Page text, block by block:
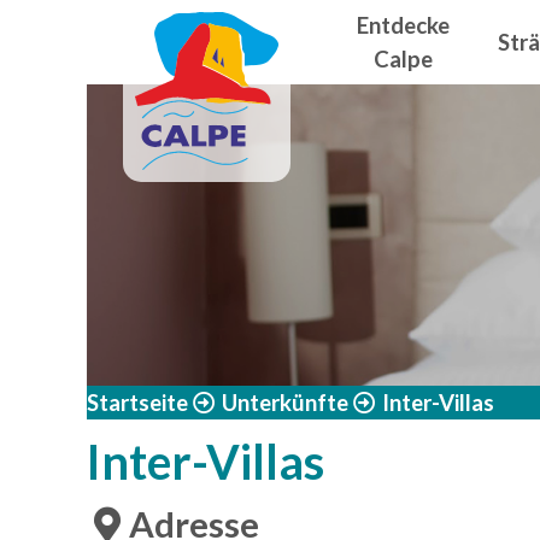
Direkt zum Inhalt
Entdecke
Calpe
Startseite Unterkünfte Inter-Villas
Inter-Villas
Adresse